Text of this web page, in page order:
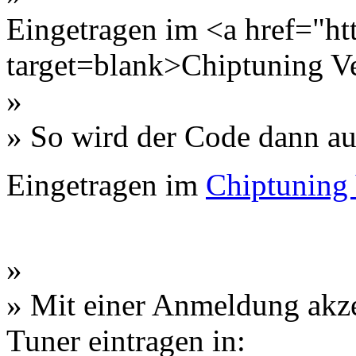
Eingetragen im <a
target=blank>Chiptuning
»
» So wird der Code dann
Eingetragen im Chiptuning
»
» Mit einer Anmeldung
Tuner eintragen in: